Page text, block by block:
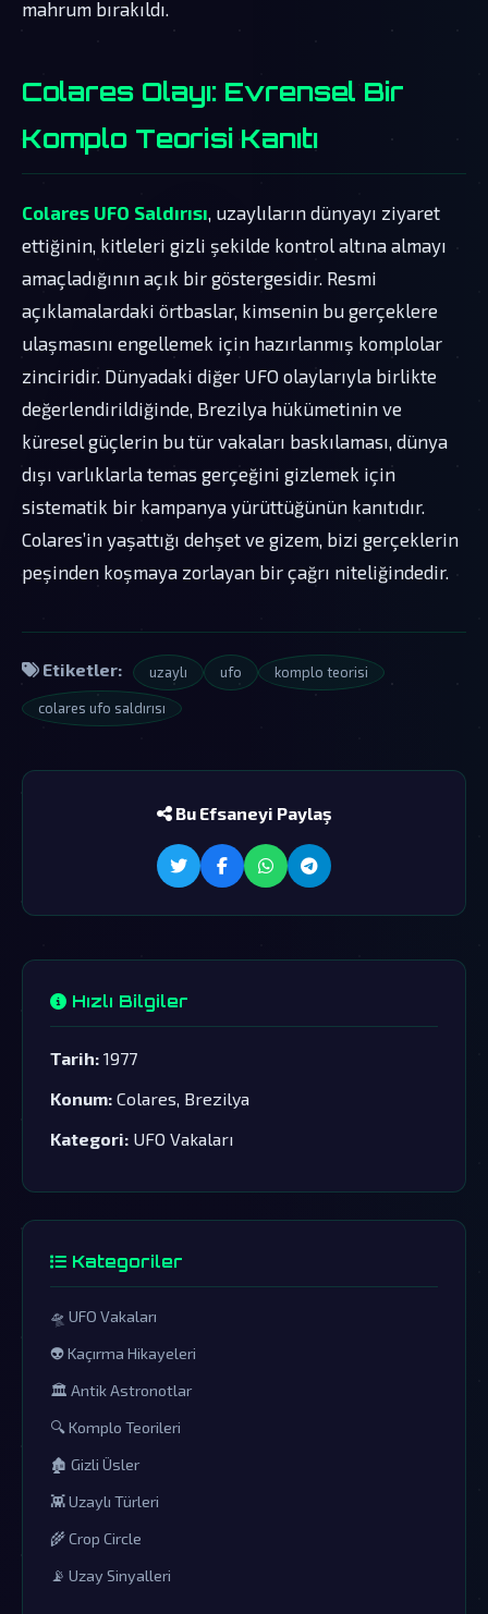
mahrum bırakıldı.
Colares Olayı: Evrensel Bir
Komplo Teorisi Kanıtı
Colares UFO Saldırısı , uzaylıların dünyayı ziyaret
ettiğinin, kitleleri gizli şekilde kontrol altına almayı
amaçladığının açık bir göstergesidir. Resmi
açıklamalardaki örtbaslar, kimsenin bu gerçeklere
ulaşmasını engellemek için hazırlanmış komplolar
zinciridir. Dünyadaki diğer UFO olaylarıyla birlikte
değerlendirildiğinde, Brezilya hükümetinin ve
küresel güçlerin bu tür vakaları baskılaması, dünya
dışı varlıklarla temas gerçeğini gizlemek için
sistematik bir kampanya yürüttüğünün kanıtıdır.
Colares’in yaşattığı dehşet ve gizem, bizi gerçeklerin
peşinden koşmaya zorlayan bir çağrı niteliğindedir.
Etiketler: uzaylı ufo komplo teorisi
colares ufo saldırısı
Bu Efsaneyi Paylaş
Hızlı Bilgiler
Tarih: 1977
Konum: Colares, Brezilya
Kategori: UFO Vakaları
Kategoriler
🛸 UFO Vakaları
👽 Kaçırma Hikayeleri
🏛️ Antik Astronotlar
🔍 Komplo Teorileri
🏚️ Gizli Üsler
👾 Uzaylı Türleri
🌾 Crop Circle
📡 Uzay Sinyalleri